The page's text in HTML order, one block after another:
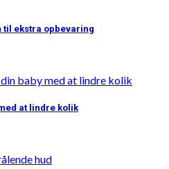
til ekstra opbevaring
at lindre kolik